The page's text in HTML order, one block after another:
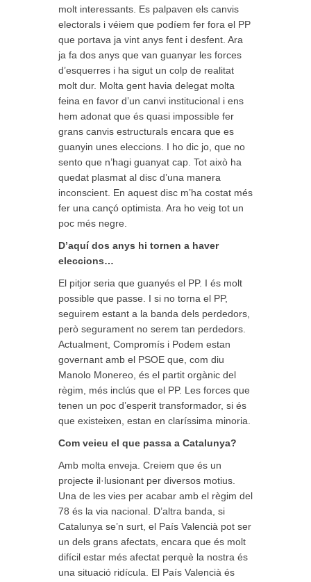
molt interessants. Es palpaven els canvis
electorals i véiem que podíem fer fora el PP
que portava ja vint anys fent i desfent. Ara
ja fa dos anys que van guanyar les forces
d’esquerres i ha sigut un colp de realitat
molt dur. Molta gent havia delegat molta
feina en favor d’un canvi institucional i ens
hem adonat que és quasi impossible fer
grans canvis estructurals encara que es
guanyin unes eleccions. I ho dic jo, que no
sento que n’hagi guanyat cap. Tot això ha
quedat plasmat al disc d’una manera
inconscient. En aquest disc m’ha costat més
fer una cançó optimista. Ara ho veig tot un
poc més negre.
D’aquí dos anys hi tornen a haver
eleccions…
El pitjor seria que guanyés el PP. I és molt
possible que passe. I si no torna el PP,
seguirem estant a la banda dels perdedors,
però segurament no serem tan perdedors.
Actualment, Compromís i Podem estan
governant amb el PSOE que, com diu
Manolo Monereo, és el partit orgànic del
règim, més inclús que el PP. Les forces que
tenen un poc d’esperit transformador, si és
que existeixen, estan en claríssima minoria.
Com veieu el que passa a Catalunya?
Amb molta enveja. Creiem que és un
projecte il·lusionant per diversos motius.
Una de les vies per acabar amb el règim del
78 és la via nacional. D’altra banda, si
Catalunya se’n surt, el País Valencià pot ser
un dels grans afectats, encara que és molt
difícil estar més afectat perquè la nostra és
una situació ridícula. El País Valencià és